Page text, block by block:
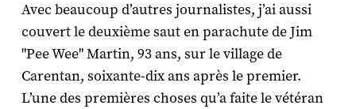
Avec beaucoup d’autres journalistes, j’ai aussi
couvert le deuxième saut en parachute de Jim
"Pee Wee" Martin, 93 ans, sur le village de
Carentan, soixante-dix ans après le premier.
L’une des premières choses qu’a faite le vétéran